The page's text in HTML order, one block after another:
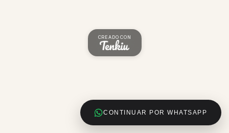
CONTINUAR POR WHATSAPP
CREADO CON